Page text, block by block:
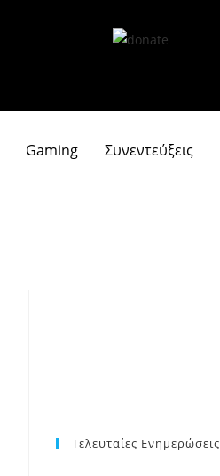
Gaming Συνεντεύξεις
Τελευταίες Ενημερώσεις